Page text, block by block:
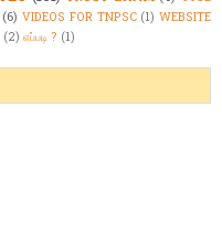
(6) VIDEOS FOR TNPSC (1) WEBSITE
(2) எப்படி ? (1)